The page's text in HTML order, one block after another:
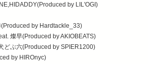
by LIL'OGI)
by Hardtackle_33)
燦早(Produced by AKIOBEATS)
どぶ六(Produced by SPIER1200)
by HIROnyc)